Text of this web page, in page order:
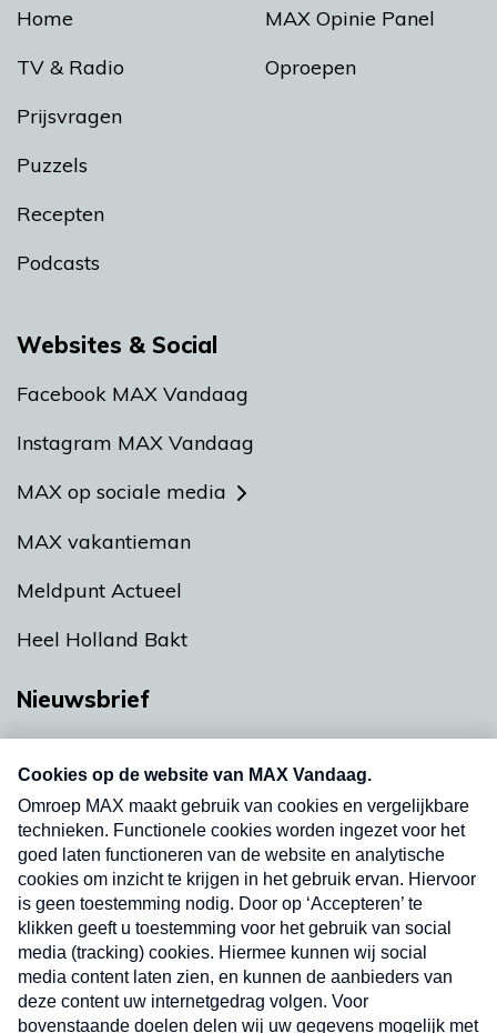
Home
TV & Radio
Prijsvragen
Puzzels
Recepten
Podcasts
MAX Opinie Panel
Oproepen
Websites & Social
Facebook MAX Vandaag
Instagram MAX Vandaag
MAX op sociale media
MAX vakantieman
Meldpunt Actueel
Heel Holland Bakt
Nieuwsbrief
nieuwsbrief. Elke vrijdag- en dinsdagochtend in
uw mailbox.
Verzend